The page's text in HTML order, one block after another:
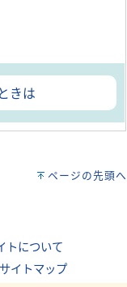
きは
ページの先頭へ
トについて
サイトマップ